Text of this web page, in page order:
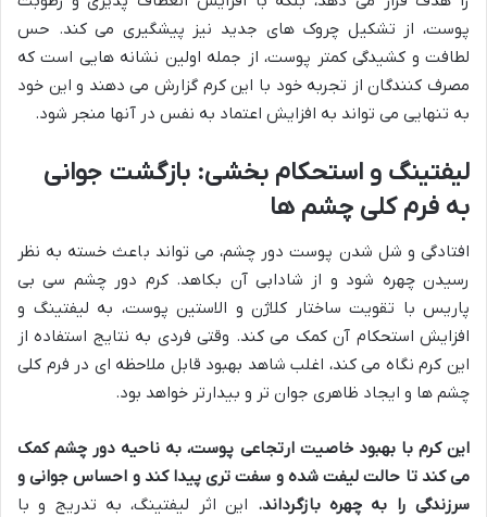
پوست، از تشکیل چروک های جدید نیز پیشگیری می کند. حس
لطافت و کشیدگی کمتر پوست، از جمله اولین نشانه هایی است که
مصرف کنندگان از تجربه خود با این کرم گزارش می دهند و این خود
به تنهایی می تواند به افزایش اعتماد به نفس در آنها منجر شود.
لیفتینگ و استحکام بخشی: بازگشت جوانی
به فرم کلی چشم ها
افتادگی و شل شدن پوست دور چشم، می تواند باعث خسته به نظر
رسیدن چهره شود و از شادابی آن بکاهد. کرم دور چشم سی بی
پاریس با تقویت ساختار کلاژن و الاستین پوست، به لیفتینگ و
افزایش استحکام آن کمک می کند. وقتی فردی به نتایج استفاده از
این کرم نگاه می کند، اغلب شاهد بهبود قابل ملاحظه ای در فرم کلی
چشم ها و ایجاد ظاهری جوان تر و بیدارتر خواهد بود.
این کرم با بهبود خاصیت ارتجاعی پوست، به ناحیه دور چشم کمک
می کند تا حالت لیفت شده و سفت تری پیدا کند و احساس جوانی و
سرزندگی را به چهره بازگرداند. این اثر لیفتینگ، به تدریج و با